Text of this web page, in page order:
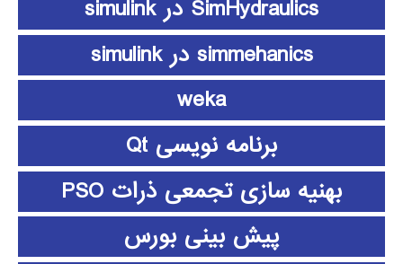
SimHydraulics در simulink
simmehanics در simulink
weka
برنامه نویسی Qt
بهنیه سازی تجمعی ذرات PSO
پیش بینی بورس